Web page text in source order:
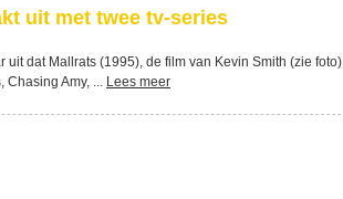
uit met twee tv-series
uit dat Mallrats (1995), de film van Kevin Smith (zie
Chasing Amy, ... Lees meer